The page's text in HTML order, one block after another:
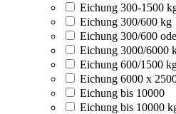
Eichung 300-1500
Eichung 300/600 kg
Eichung 300/600
Eichung 3000/6000
Eichung 600/1500
Eichung 6000 x
Eichung bis 10000
Eichung bis 10000